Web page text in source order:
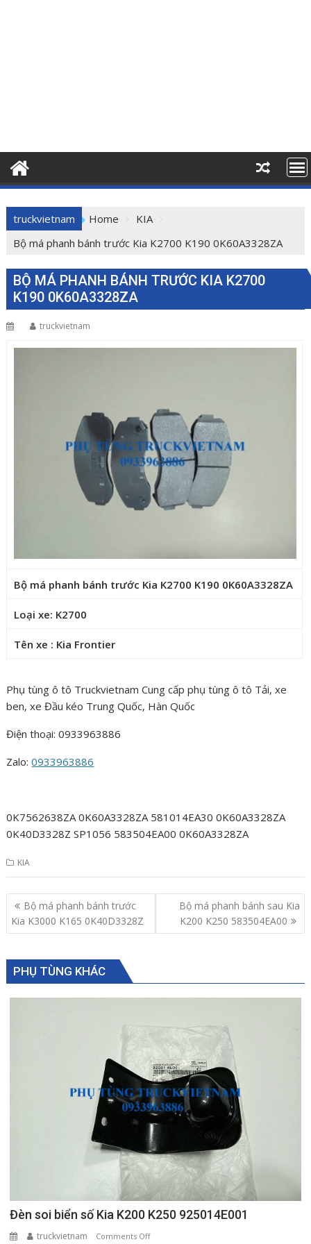
truckvietnam Home
KIA
Bộ má phanh bánh trước Kia K2700 K190 0K60A3328ZA
BỘ MÁ PHANH BÁNH TRƯỚC KIA K2700
K190 0K60A3328ZA
truckvietnam
Bộ má phanh bánh trước Kia K2700 K190 0K60A3328ZA
Loại xe: K2700
Tên xe : Kia Frontier
Phụ tùng ô tô Truckvietnam Cung cấp phụ tùng ô tô Tải, xe
ben, xe Đầu kéo Trung Quốc, Hàn Quốc
Điện thoại: 0933963886
Zalo:0933963886
0K7562638ZA 0K60A3328ZA 581014EA30 0K60A3328ZA
0K40D3328Z SP1056 583504EA00 0K60A3328ZA
KIA
Post
navigation
Bộ má phanh bánh trước
Kia K3000 K165 0K40D3328Z
Bộ má phanh bánh sau Kia
K200 K250 583504EA00
PHỤ TÙNG KHÁC
Đèn soi biển số Kia K200 K250 925014E001
truckvietnam Comments Offon